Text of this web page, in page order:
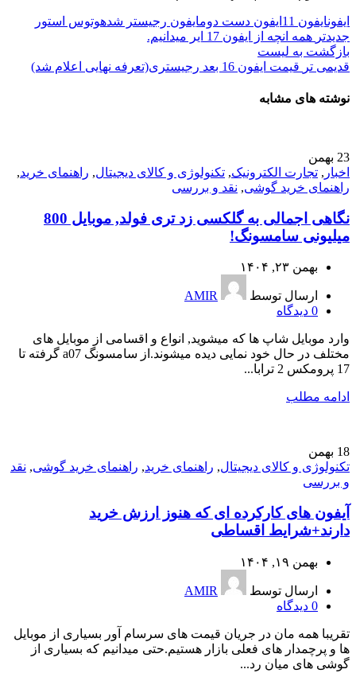
ایفونایفون 11 ایفون دست دومایفون رجیستر شدهوتوس استور
جدیدتر همه انچه از ایفون 17 ایر میدانیم.
بازگشت به لیست
قدیمی تر قیمت ایفون 16 بعد رجیستری(تعرفه نهایی اعلام شد)
نوشته های مشابه
23 بهمن
اخبار , تجارت الکترونیک, تکنولوژی و کالای دیجیتال, راهنمای خرید,
راهنمای خرید گوشی, نقد و بررسی
نگاهی اجمالی به گلکسی زد تری فولد, موبایل 800
میلیونی سامسونگ!
بهمن ۲۳, ۱۴۰۴
ارسال توسط
AMIR
0 دیدگاه
وارد موبایل شاپ ها که میشوید, انواع و اقسامی از موبایل های
مختلف در حال خود نمایی دیده میشوند.از سامسونگ a07 گرفته تا
17 پرومکس 2 ترابا...
ادامه مطلب
18 بهمن
تکنولوژی و کالای دیجیتال, راهنمای خرید, راهنمای خرید گوشی, نقد
و بررسی
آیفون های کارکرده ای که هنوز ارزش خرید
دارند+شرایط اقساطی
بهمن ۱۹, ۱۴۰۴
ارسال توسط
AMIR
0 دیدگاه
تقریبا همه مان در جریان قیمت های سرسام آور بسیاری از موبایل
ها و پرچمدار های فعلی بازار هستیم.حتی میدانیم که بسیاری از
گوشی های میان رد...